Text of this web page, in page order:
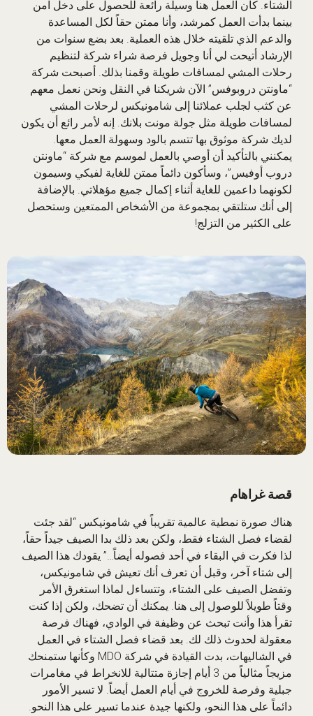
الشتاء. كان العمل هنا وسيلة رائعة للحصول على دخل آمن
بينما بدأت العمل كمرشد، وأنا ممتن حقاً لكل المساعدة
والدعم الذي تلقيته خلال هذه العملية. بعد بضع سنوات من
الإرشاد أتيحت لي أنا وجويل فرصة شراء شركة لتنظيم
رحلات المشي لمسافات طويلة وقمنا بذلك. أصبحت شركة
“ماونتن دروبوفس” الآن شريكنا في النقل ونحن نعمل معهم
عن كثب لجلب عملائنا إلى شامونيكس لرحلات المشي
لمسافات طويلة مثل جولة مونت بلانك. إنه لأمر رائع أن يكون
لديك شركة موثوق بها تتسم بالود وسهولة العمل معها.
يمكنني بالتأكيد أن أوصي بالعمل لموسم مع شركة “ماونتن
دروب أوفيس”، وسأكون دائماً ممتن للغاية لفيكي وسيمون
لكونهما داعمين للغاية أثناء إكمال جميع مؤهلاتي. بالإضافة
إلى أنك ستلتقي بمجموعة من الأشخاص الممتعين وستحصل
على الكثير من التزلج!
قصة غراهام
هناك صورة نمطية عالمية تقريباً في شامونيكس “لقد جئت
لقضاء فصل الشتاء فقط، ولكن بعد ذلك بدا الصيف جيداً حقاً،
لذا فكرت في البقاء في أحد فصوله أيضاً…” يقودك هذا الصيف
إلى شتاء آخر، وقبل أن تعرف أنك تعيش في شامونيكس،
وتفضل الصيف على الشتاء، وتتساءل لماذا استغرق الأمر
وقتاً طويلاً للوصول إلى هنا. يمكنك أن تضحك، ولكن إذا كنت
تقرأ هذا وأنت تبحث عن وظيفة في الوادي، فهناك فرصة
معقولة لحدوث ذلك لك. بعد قضاء فصل الشتاء في العمل
في الشاليهات، بدت القيادة في شركة MDO وكأنها ستمنحك
مزيجاً مثالياً من 3 أيام إجازة متتالية للانخراط في مغامرات
جبلية وفرصة للخروج في أيام العمل أيضاً. لا تسير الأمور
دائماً على هذا النحو، ولكنها جيدة عندما تسير على هذا النحو.